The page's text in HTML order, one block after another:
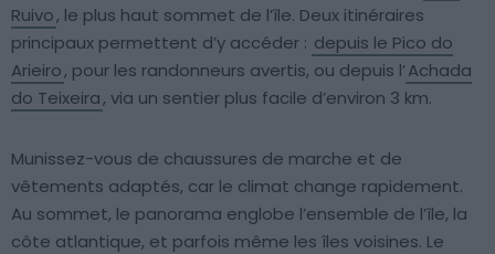
Ruivo, le plus haut sommet de l’île. Deux itinéraires
principaux permettent d’y accéder : depuis le Pico do
Arieiro, pour les randonneurs avertis, ou depuis l’Achada
do Teixeira, via un sentier plus facile d’environ 3 km.
Munissez-vous de chaussures de marche et de
vêtements adaptés, car le climat change rapidement.
Au sommet, le panorama englobe l’ensemble de l’île, la
côte atlantique, et parfois même les îles voisines. Le